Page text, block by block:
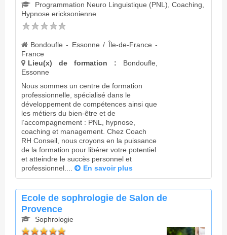
Programmation Neuro Linguistique (PNL), Coaching,
Hypnose ericksonienne
Bondoufle - Essonne / Île-de-France -
France
Lieu(x) de formation : Bondoufle,
Essonne
Nous sommes un centre de formation
professionnelle, spécialisé dans le
développement de compétences ainsi que
les métiers du bien-être et de
l’accompagnement : PNL, hypnose,
coaching et management. Chez Coach
RH Conseil, nous croyons en la puissance
de la formation pour libérer votre potentiel
et atteindre le succès personnel et
professionnel....
En savoir plus
Ecole de sophrologie de Salon de
Provence
Sophrologie